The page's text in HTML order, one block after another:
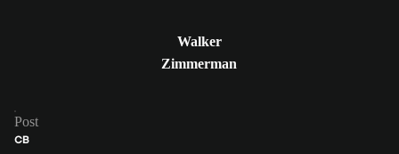
Walker
Zimmerman
Post
CB